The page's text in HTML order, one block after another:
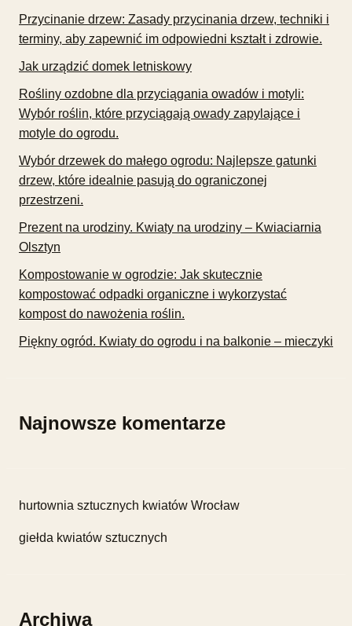
Przycinanie drzew: Zasady przycinania drzew, techniki i
terminy, aby zapewnić im odpowiedni kształt i zdrowie.
Jak urządzić domek letniskowy
Rośliny ozdobne dla przyciągania owadów i motyli:
Wybór roślin, które przyciągają owady zapylające i
motyle do ogrodu.
Wybór drzewek do małego ogrodu: Najlepsze gatunki
drzew, które idealnie pasują do ograniczonej
przestrzeni.
Prezent na urodziny. Kwiaty na urodziny – Kwiaciarnia
Olsztyn
Kompostowanie w ogrodzie: Jak skutecznie
kompostować odpadki organiczne i wykorzystać
kompost do nawożenia roślin.
Piękny ogród. Kwiaty do ogrodu i na balkonie – mieczyki
Najnowsze komentarze
hurtownia sztucznych kwiatów Wrocław
giełda kwiatów sztucznych
Archiwa